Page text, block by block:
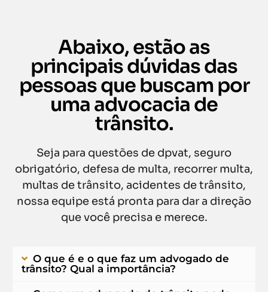
Abaixo, estão as
principais dúvidas das
pessoas que buscam por
uma advocacia de
trânsito.
Seja para questões de dpvat, seguro
obrigatório, defesa de multa, recorrer multa,
multas de trânsito, acidentes de trânsito,
nossa equipe está pronta para dar a direção
que você precisa e merece.
O que é e o que faz um advogado de
trânsito? Qual a importância?